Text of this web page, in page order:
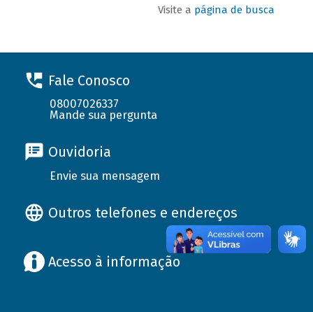
Visite a página de busca
Fale Conosco
08007026337
Mande sua pergunta
Ouvidoria
Envie sua mensagem
Outros telefones e endereços
Acesso à informação